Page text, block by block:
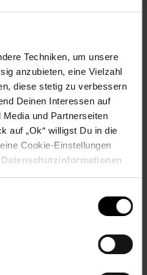
Techniken, um unsere
anzubieten, eine Vielzahl
diese stetig zu verbessern
Deinen Interessen auf
und Partnerseiten
auf „Ok“ willigst Du in die
Cookie-Einstellungen
Datenschutzinformationen